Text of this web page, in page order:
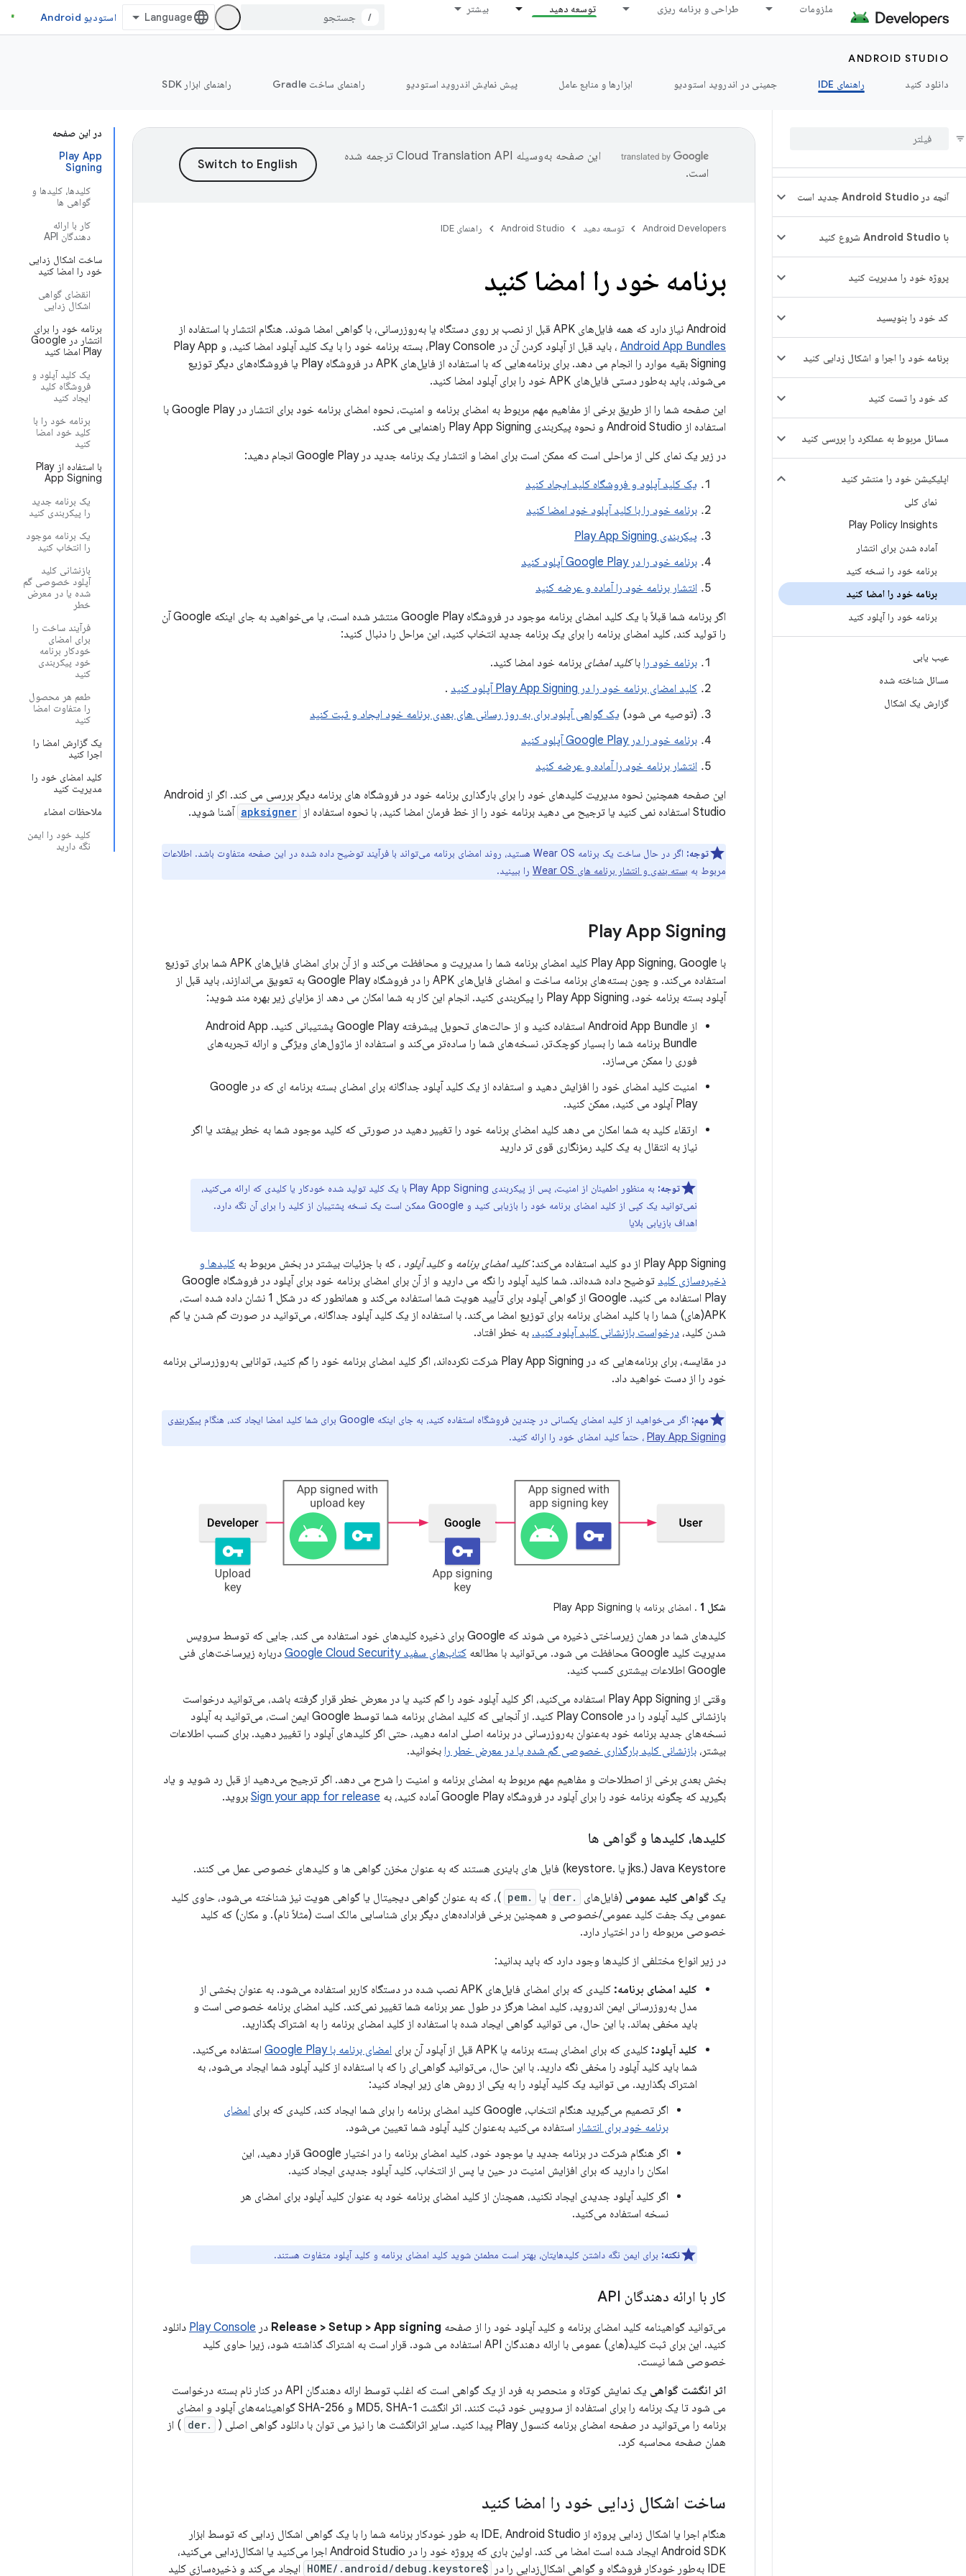
ملزومات طراحی و برنامه ریزی توسعه دهید بیشتر
/ استودیو Android
ANDROID STUDIO
دانلود کنید
راهنمای IDE جمینی در اندروید استودیو ابزارها و منابع عامل پیش نمایش اندروید استودیو راهنمای ساخت Gradle راهنمای ابزار SDK
آنچه در Android Studio جدید است
با Android Studio شروع کنید
پروژه خود را مدیریت کنید
کد خود را بنویسید
برنامه خود را اجرا و اشکال زدایی کنید
کد خود را تست کنید
مسائل مربوط به عملکرد را بررسی کنید
اپلیکیشن خود را منتشر کنید
نمای کلی
Play Policy Insights
آماده شدن برای انتشار
برنامه خود را نسخه کنید
برنامه خود را امضا کنید
برنامه خود را آپلود کنید
عیب یابی
مسائل شناخته شده
گزارش یک اشکال
در این صفحه
Play App
Signing
کلیدها، کلیدها و
گواهی ها
کار با ارائه
دهندگان API
ساخت اشکال زدایی
خود را امضا کنید
انقضای گواهی
اشکال زدایی
برنامه خود را برای
انتشار در Google
Play امضا کنید
یک کلید آپلود و
فروشگاه کلید
ایجاد کنید
برنامه خود را با
کلید خود امضا
کنید
با استفاده از Play
App Signing
یک برنامه جدید
را پیکربندی کنید
یک برنامه موجود
را انتخاب کنید
بازنشانی کلید
آپلود خصوصی گم
شده یا در معرض
خطر
فرآیند ساخت را
برای امضای
خودکار برنامه
خود پیکربندی
کنید
طعم هر محصول
را متفاوت امضا
کنید
یک گزارش امضا را
اجرا کنید
کلید امضای خود را
مدیریت کنید
ملاحظات امضاء
کلید خود را ایمن
نگه دارید
این صفحه به‌وسیله
ترجمه شده
است.
Android Developers توسعه دهید Android Studio راهنمای IDE
برنامه خود را امضا کنید
Android نیاز دارد که همه فایل‌های APK قبل از نصب بر روی دستگاه یا به‌روزرسانی، با گواهی امضا شوند. هنگام انتشار با استفاده از
Android App Bundles
، باید قبل از آپلود کردن آن در Play Console، بسته برنامه خود را با یک کلید آپلود امضا کنید، و Play App
Signing بقیه موارد را انجام می دهد. برای برنامه‌هایی که با استفاده از فایل‌های APK در فروشگاه Play یا فروشگاه‌های دیگر توزیع
می‌شوند، باید به‌طور دستی فایل‌های APK خود را برای آپلود امضا کنید.
این صفحه شما را از طریق برخی از مفاهیم مهم مربوط به امضای برنامه و امنیت، نحوه امضای برنامه خود برای انتشار در Google Play با
استفاده از Android Studio و نحوه پیکربندی Play App Signing راهنمایی می کند.
در زیر یک نمای کلی از مراحلی است که ممکن است برای امضا و انتشار یک برنامه جدید در Google Play انجام دهید:
یک کلید آپلود و فروشگاه کلید ایجاد کنید
برنامه خود را با کلید آپلود خود امضا کنید
پیکربندی Play App Signing
برنامه خود را در Google Play آپلود کنید
انتشار برنامه خود را آماده و عرضه کنید
اگر برنامه شما قبلاً با یک کلید امضای برنامه موجود در فروشگاه Google Play منتشر شده است، یا می‌خواهید به جای اینکه Google آن
را تولید کند، کلید امضای برنامه را برای یک برنامه جدید انتخاب کنید، این مراحل را دنبال کنید:
برنامه خود را باکلید امضای برنامه خود امضا کنید.
کلید امضای برنامه خود را در Play App Signing آپلود کنید
.
(توصیه می شود) یک گواهی آپلود برای به روز رسانی های بعدی برنامه خود ایجاد و ثبت کنید
برنامه خود را در Google Play آپلود کنید
انتشار برنامه خود را آماده و عرضه کنید
این صفحه همچنین نحوه مدیریت کلیدهای خود را برای بارگذاری برنامه خود در فروشگاه های برنامه دیگر بررسی می کند. اگر از Android
Studio استفاده نمی کنید یا ترجیح می دهید برنامه خود را از خط فرمان امضا کنید، با نحوه استفاده از
apksigner آشنا شوید.
توجه:
اگر در حال ساخت یک برنامه Wear OS هستید، روند امضای برنامه می‌تواند با فرآیند توضیح داده شده در این صفحه متفاوت باشد. اطلاعات
مربوط به بسته بندی و انتشار برنامه های Wear OS را ببینید.
Play App Signing
با Play App Signing، Google کلید امضای برنامه شما را مدیریت و محافظت می‌کند و از آن برای امضای فایل‌های APK شما برای توزیع
استفاده می‌کند. و چون بسته‌های برنامه ساخت و امضای فایل‌های APK را در فروشگاه Google Play به تعویق می‌اندازند، باید قبل از
آپلود بسته برنامه خود، Play App Signing را پیکربندی کنید. انجام این کار به شما امکان می دهد از مزایای زیر بهره مند شوید:
از Android App Bundle استفاده کنید و از حالت‌های تحویل پیشرفته Google Play پشتیبانی کنید. Android App
Bundle برنامه شما را بسیار کوچک‌تر، نسخه‌های شما را ساده‌تر می‌کند و استفاده از ماژول‌های ویژگی و ارائه تجربه‌های
فوری را ممکن می‌سازد.
امنیت کلید امضای خود را افزایش دهید و استفاده از یک کلید آپلود جداگانه برای امضای بسته برنامه ای که در Google
Play آپلود می کنید، ممکن کنید.
ارتقاء کلید به شما امکان می دهد کلید امضای برنامه خود را تغییر دهید در صورتی که کلید موجود شما به خطر بیفتد یا اگر
نیاز به انتقال به یک کلید رمزنگاری قوی تر دارید
توجه:
به منظور اطمینان از امنیت، پس از پیکربندی Play App Signing با یک کلید تولید شده خودکار یا کلیدی که ارائه می‌کنید،
نمی‌توانید یک کپی از کلید امضای برنامه خود را بازیابی کنید و Google ممکن است یک نسخه پشتیبان از کلید را برای آن نگه دارد.
اهداف بازیابی بلایا
Play App Signing از دو کلید استفاده می‌کند: کلید امضای برنامه وکلید آپلود ، که با جزئیات بیشتر در بخش مربوط به کلیدها و
ذخیره‌سازی کلید
توضیح داده شده‌اند. شما کلید آپلود را نگه می دارید و از آن برای امضای برنامه خود برای آپلود در فروشگاه Google
Play استفاده می کنید. Google از گواهی آپلود برای تأیید هویت شما استفاده می‌کند و همانطور که در شکل 1 نشان داده شده است،
APK(های) شما را با کلید امضای برنامه برای توزیع امضا می‌کند. با استفاده از یک کلید آپلود جداگانه، می‌توانید در صورت گم شدن یا گم
شدن کلید، درخواست بازنشانی کلید آپلود کنید. به خطر افتاد.
در مقایسه، برای برنامه‌هایی که در Play App Signing شرکت نکرده‌اند، اگر کلید امضای برنامه خود را گم کنید، توانایی به‌روزرسانی برنامه
خود را از دست خواهید داد.
مهم: اگر می‌خواهید از کلید امضای یکسانی در چندین فروشگاه استفاده کنید، به جای اینکه Google برای شما کلید امضا ایجاد کند، هنگام
پیکربندی
Play App Signing ، حتماً کلید امضای خود را ارائه کنید.
شکل 1 . امضای برنامه با Play App Signing
کلیدهای شما در همان زیرساختی ذخیره می شوند که Google برای ذخیره کلیدهای خود استفاده می کند، جایی که توسط سرویس
مدیریت کلید Google محافظت می شود. می‌توانید با مطالعه
کتاب‌های سفید Google Cloud Security
درباره زیرساخت‌های فنی
Google اطلاعات بیشتری کسب کنید.
وقتی از Play App Signing استفاده می‌کنید، اگر کلید آپلود خود را گم کنید یا در معرض خطر قرار گرفته باشد، می‌توانید درخواست
بازنشانی کلید آپلود را در Play Console کنید. از آنجایی که کلید امضای برنامه شما توسط Google ایمن است، می‌توانید به آپلود
نسخه‌های جدید برنامه خود به‌عنوان به‌روزرسانی در برنامه اصلی ادامه دهید، حتی اگر کلیدهای آپلود را تغییر دهید. برای کسب اطلاعات
بیشتر، بازنشانی کلید بارگذاری خصوصی گم شده یا در معرض خطر را بخوانید.
بخش بعدی برخی از اصطلاحات و مفاهیم مهم مربوط به امضای برنامه و امنیت را شرح می دهد. اگر ترجیح می‌دهید از قبل رد شوید و یاد
بگیرید که چگونه برنامه خود را برای آپلود در فروشگاه Google Play آماده کنید، به
Sign your app for release بروید.
کلیدها، کلیدها و گواهی ها
Java Keystore (.jks یا .keystore) فایل های باینری هستند که به عنوان مخزن گواهی ها و کلیدهای خصوصی عمل می کنند.
یک گواهی کلید عمومی (فایل‌های .der یا .pem
)، که به عنوان گواهی دیجیتال یا گواهی هویت نیز شناخته می‌شود، حاوی کلید
عمومی یک جفت کلید عمومی/خصوصی و همچنین برخی فراداده‌های دیگر برای شناسایی مالک است (مثلاً نام). و مکان) که کلید
خصوصی مربوطه را در اختیار دارد.
در زیر انواع مختلفی از کلیدها وجود دارد که باید بدانید:
کلید امضای برنامه:
کلیدی که برای امضای فایل‌های APK نصب شده در دستگاه کاربر استفاده می‌شود. به عنوان بخشی از
مدل به‌روزرسانی ایمن اندروید، کلید امضا هرگز در طول عمر برنامه شما تغییر نمی‌کند. کلید امضای برنامه خصوصی است و
باید مخفی بماند. با این حال، می توانید گواهی ایجاد شده با استفاده از کلید امضای برنامه را به اشتراک بگذارید.
کلید آپلود: کلیدی که برای امضای بسته برنامه یا APK قبل از آپلود آن برای امضای برنامه با Google Play
استفاده می‌کنید.
شما باید کلید آپلود را مخفی نگه دارید. با این حال، می‌توانید گواهی‌ای را که با استفاده از کلید آپلود شما ایجاد می‌شود، به
اشتراک بگذارید. می توانید یک کلید آپلود را به یکی از روش های زیر ایجاد کنید:
اگر تصمیم می‌گیرید هنگام انتخاب، Google کلید امضای برنامه را برای شما ایجاد کند، کلیدی که برای
امضای
برنامه خود برای انتشار استفاده می‌کنید به‌عنوان کلید آپلود شما تعیین می‌شود.
اگر هنگام شرکت در برنامه جدید یا موجود خود، کلید امضای برنامه را در اختیار Google قرار دهید، این
امکان را دارید که برای افزایش امنیت در حین یا پس از انتخاب، کلید آپلود جدیدی ایجاد کنید.
اگر کلید آپلود جدیدی ایجاد نکنید، همچنان از کلید امضای برنامه خود به عنوان کلید آپلود برای امضای هر
نسخه استفاده می‌کنید.
نکته: برای ایمن نگه داشتن کلیدهایتان، بهتر است مطمئن شوید کلید امضای برنامه و کلید آپلود متفاوت هستند.
کار با ارائه دهندگان API
می‌توانید گواهینامه کلید امضای برنامه و کلید آپلود خود را از صفحه Release > Setup > App signing در Play Console دانلود
کنید. این برای ثبت کلید(های) عمومی با ارائه دهندگان API استفاده می شود. قرار است به اشتراک گذاشته شود، زیرا حاوی کلید
خصوصی شما نیست.
اثر انگشت گواهی
یک نمایش کوتاه و منحصر به فرد از یک گواهی است که اغلب توسط ارائه دهندگان API در کنار نام بسته درخواست
می شود تا یک برنامه را برای استفاده از سرویس خود ثبت کنند. اثر انگشت MD5، SHA-1 و SHA-256 گواهینامه‌های آپلود و امضای
برنامه را می‌توانید در صفحه امضای برنامه کنسول Play پیدا کنید. سایر اثرانگشت ها را نیز می توان با دانلود گواهی اصلی (
.der
) از
همان صفحه محاسبه کرد.
ساخت اشکال زدایی خود را امضا کنید
هنگام اجرا یا اشکال زدایی پروژه از IDE، Android Studio به طور خودکار برنامه شما را با یک گواهی اشکال زدایی که توسط ابزار
Android SDK ایجاد شده است امضا می کند. اولین باری که پروژه خود را در Android Studio اجرا می‌کنید یا اشکال‌زدایی می‌کنید،
IDE به‌طور خودکار فروشگاه و گواهی اشکال‌زدایی را در
$HOME/.android/debug.keystore ایجاد می‌کند و ذخیره‌سازی کلید